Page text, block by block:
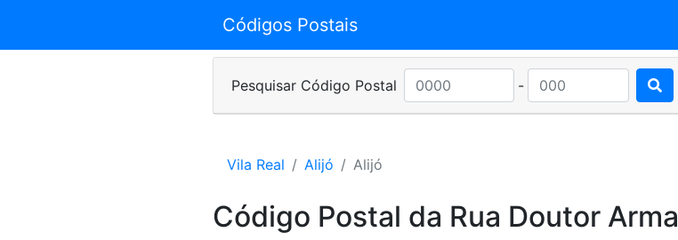
Códigos Postais
Pesquisar Código Postal -
Vila Real Alijó Alijó
Código Postal da Rua Doutor